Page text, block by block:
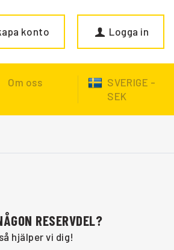
konto Logga in
Om oss
SVERIGE -
SEK
RESERVDEL?
hjälper vi dig!